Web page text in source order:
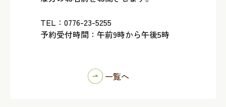
TEL：0776-23-5255
予約受付時間：午前9時から午後5時
一覧へ